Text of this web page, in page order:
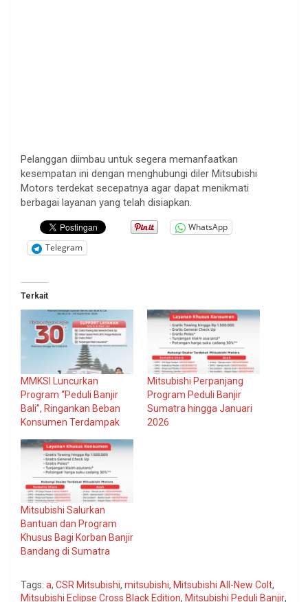
Pelanggan diimbau untuk segera memanfaatkan
kesempatan ini dengan menghubungi diler Mitsubishi
Motors terdekat secepatnya agar dapat menikmati
berbagai layanan yang telah disiapkan.
WhatsApp
Telegram
Terkait
MMKSI Luncurkan
Program “Peduli Banjir
Bali”, Ringankan Beban
Konsumen Terdampak
Mitsubishi Perpanjang
Program Peduli Banjir
Sumatra hingga Januari
2026
Mitsubishi Salurkan
Bantuan dan Program
Khusus Bagi Korban Banjir
Bandang di Sumatra
Tags: a, CSR Mitsubishi, mitsubishi, Mitsubishi All-New Colt,
Mitsubishi Eclipse Cross Black Edition, Mitsubishi Peduli Banjir,